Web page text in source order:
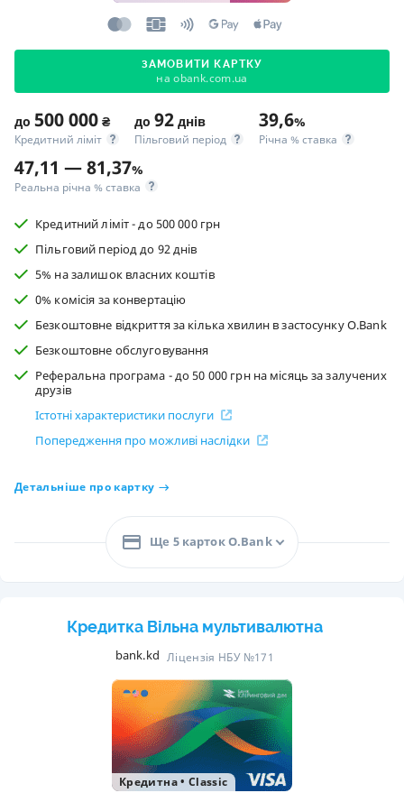
ЗАМОВИТИ КАРТКУ
на obank.com.ua
до 500 000 ₴
Кредитний ліміт
до 92 днів
Пільговий період
39,6%
Річна % ставка
47,11 — 81,37%
Реальна річна % ставка
Кредитний ліміт - до 500 000 грн
Пільговий період до 92 днів
5% на залишок власних коштів
0% комісія за конвертацію
Безкоштовне відкриття за кілька хвилин в застосунку O.Bank
Безкоштовне обслуговування
Реферальна програма - до 50 000 грн на місяць за залучених
друзів
Істотні характеристики послуги
Попередження про можливі наслідки
Детальніше про картку
Ще 5 карток O.Bank
Кредитка Вільна мультивалютна
bank.kd Ліцензія НБУ №171
Кредитна• Classic